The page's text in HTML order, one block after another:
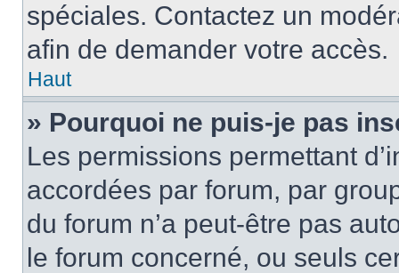
spéciales. Contactez un
afin de demander votre accès.
Haut
» Pourquoi ne puis-je pas
Les permissions permettant
accordées par forum, par
du forum n’a peut-être pas
le forum concerné, ou seuls